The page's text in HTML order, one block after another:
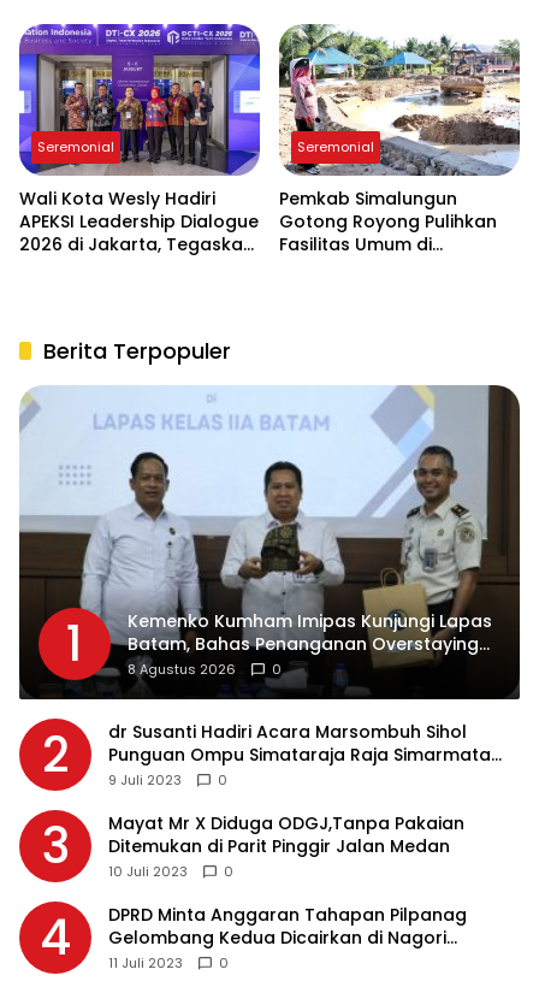
Sungai Asahan
Seremonial
Wali Kota Wesly Hadiri
APEKSI Leadership Dialogue
2026 di Jakarta, Tegaskan
Seremonial
Pemkab Simalungun
Gotong Royong Pulihkan
Fasilitas Umum di
Berita Terpopuler
1
Kemenko Kumham Imipas Kunjungi Lapas
Batam, Bahas Penanganan Overstaying
dan Implementasi KUHP Baru
8 Agustus 2026 0
2
dr Susanti Hadiri Acara Marsombuh Sihol
Punguan Ompu Simataraja Raja Simarmata
Dohot Boruna Kota Siantar
9 Juli 2023 0
3
Mayat Mr X Diduga ODGJ,Tanpa Pakaian
Ditemukan di Parit Pinggir Jalan Medan
10 Juli 2023 0
4
DPRD Minta Anggaran Tahapan Pilpanag
Gelombang Kedua Dicairkan di Nagori
Masing-masing, Ini Alasannya…
11 Juli 2023 0